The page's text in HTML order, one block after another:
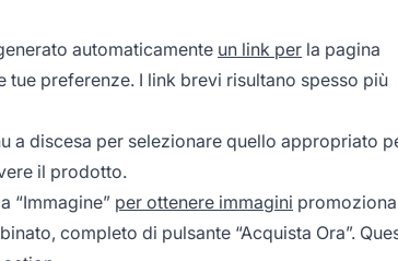
automaticamente un link per la pagina
preferenze. I link brevi risultano spesso più
a discesa per selezionare quello appropriato
il prodotto.
“Immagine” per ottenere immagini
completo di pulsante “Acquista Ora”.